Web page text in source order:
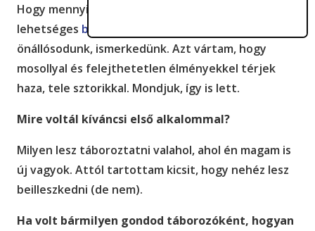
Hogy mennyi ember van, és milyen rövid idő alatt
lehetséges barátságokat
önállósodunk, ismerkedünk. Azt vártam, hogy
mosollyal és felejthetetlen élményekkel térjek
haza, tele sztorikkal. Mondjuk, így is lett.
Mire voltál kíváncsi első alkalommal?
Milyen lesz táboroztatni valahol, ahol én magam is
új vagyok. Attól tartottam kicsit, hogy nehéz lesz
beilleszkedni (de nem).
Ha volt bármilyen gondod táborozóként, hogyan